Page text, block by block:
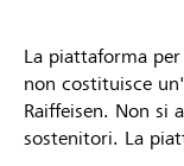
La piattaforma
non costituisce
Raiffeisen. Non si
sostenitori. La